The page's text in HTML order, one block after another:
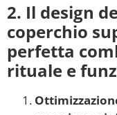
2. Il design
coperchio
perfetta
rituale e